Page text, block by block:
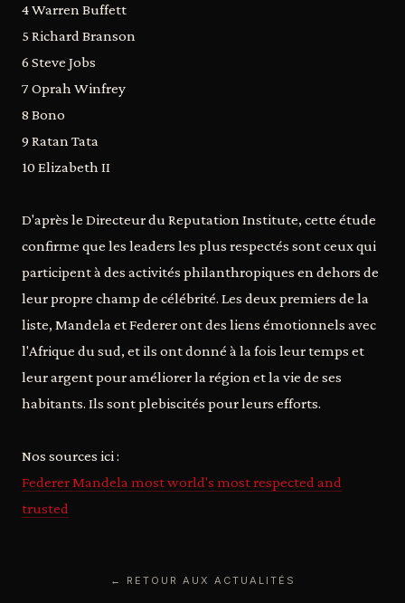
4 Warren Buffett
5 Richard Branson
6 Steve Jobs
7 Oprah Winfrey
8 Bono
9 Ratan Tata
10 Elizabeth II
D'après le Directeur du Reputation Institute, cette étude
confirme que les leaders les plus respectés sont ceux qui
participent à des activités philanthropiques en dehors de
leur propre champ de célébrité. Les deux premiers de la
liste, Mandela et Federer ont des liens émotionnels avec
l'Afrique du sud, et ils ont donné à la fois leur temps et
leur argent pour améliorer la région et la vie de ses
habitants. Ils sont plebiscités pour leurs efforts.
Nos sources ici :
Federer Mandela most world's most respected and
trusted
← RETOUR AUX ACTUALITÉS